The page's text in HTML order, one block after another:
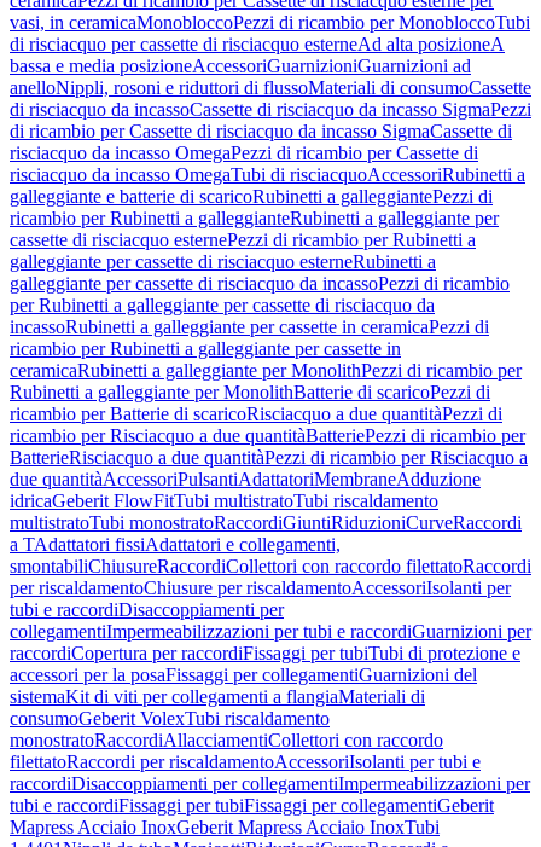
vasi, in ceramicaMonobloccoPezzi di ricambio per MonobloccoTubi
di risciacquo per cassette di risciacquo esterneAd alta posizioneA
bassa e media posizioneAccessoriGuarnizioniGuarnizioni ad
anelloNippli, rosoni e riduttori di flussoMateriali di consumoCassette
di risciacquo da incassoCassette di risciacquo da incasso SigmaPezzi
di ricambio per Cassette di risciacquo da incasso SigmaCassette di
risciacquo da incasso OmegaPezzi di ricambio per Cassette di
risciacquo da incasso OmegaTubi di risciacquoAccessoriRubinetti a
galleggiante e batterie di scaricoRubinetti a galleggiantePezzi di
ricambio per Rubinetti a galleggianteRubinetti a galleggiante per
cassette di risciacquo esternePezzi di ricambio per Rubinetti a
galleggiante per cassette di risciacquo esterneRubinetti a
galleggiante per cassette di risciacquo da incassoPezzi di ricambio
per Rubinetti a galleggiante per cassette di risciacquo da
incassoRubinetti a galleggiante per cassette in ceramicaPezzi di
ricambio per Rubinetti a galleggiante per cassette in
ceramicaRubinetti a galleggiante per MonolithPezzi di ricambio per
Rubinetti a galleggiante per MonolithBatterie di scaricoPezzi di
ricambio per Batterie di scaricoRisciacquo a due quantitàPezzi di
ricambio per Risciacquo a due quantitàBatteriePezzi di ricambio per
BatterieRisciacquo a due quantitàPezzi di ricambio per Risciacquo a
due quantitàAccessoriPulsantiAdattatoriMembraneAdduzione
idricaGeberit FlowFitTubi multistratoTubi riscaldamento
multistratoTubi monostratoRaccordiGiuntiRiduzioniCurveRaccordi
a TAdattatori fissiAdattatori e collegamenti,
smontabiliChiusureRaccordiCollettori con raccordo filettatoRaccordi
per riscaldamentoChiusure per riscaldamentoAccessoriIsolanti per
tubi e raccordiDisaccoppiamenti per
collegamentiImpermeabilizzazioni per tubi e raccordiGuarnizioni per
raccordiCopertura per raccordiFissaggi per tubiTubi di protezione e
accessori per la posaFissaggi per collegamentiGuarnizioni del
sistemaKit di viti per collegamenti a flangiaMateriali di
consumoGeberit VolexTubi riscaldamento
monostratoRaccordiAllacciamentiCollettori con raccordo
filettatoRaccordi per riscaldamentoAccessoriIsolanti per tubi e
raccordiDisaccoppiamenti per collegamentiImpermeabilizzazioni per
tubi e raccordiFissaggi per tubiFissaggi per collegamentiGeberit
Mapress Acciaio InoxGeberit Mapress Acciaio InoxTubi